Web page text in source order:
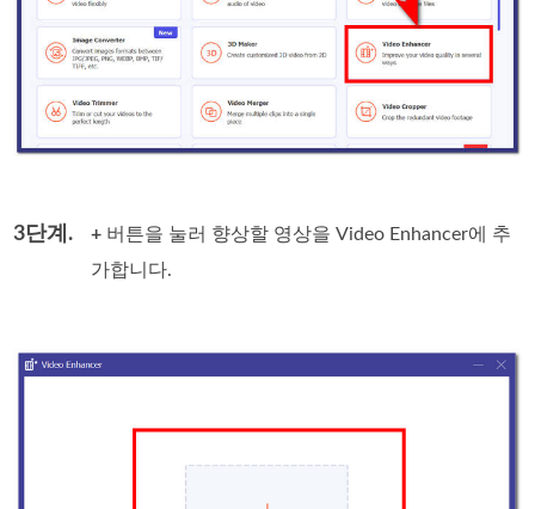
3단계. + 버튼을 눌러 향상할 영상을 Video Enhancer에 추
가합니다.